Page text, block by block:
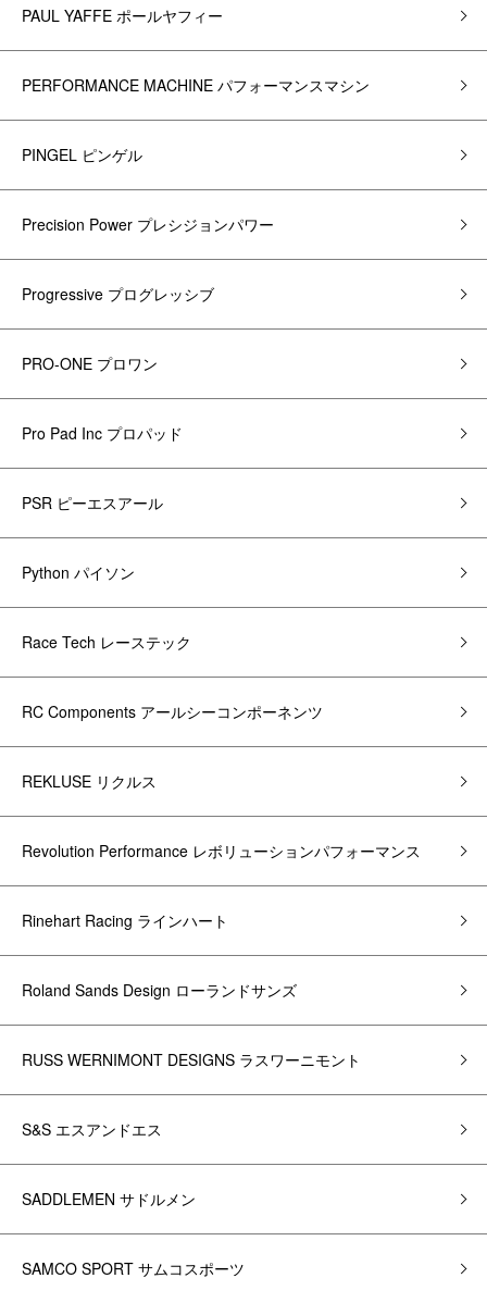
PAUL YAFFE ポールヤフィー
PERFORMANCE MACHINE パフォーマンスマシン
PINGEL ピンゲル
Precision Power プレシジョンパワー
Progressive プログレッシブ
PRO-ONE プロワン
Pro Pad Inc プロパッド
PSR ピーエスアール
Python パイソン
Race Tech レーステック
RC Components アールシーコンポーネンツ
REKLUSE リクルス
Revolution Performance レボリューションパフォーマンス
Rinehart Racing ラインハート
Roland Sands Design ローランドサンズ
RUSS WERNIMONT DESIGNS ラスワーニモント
S&S エスアンドエス
SADDLEMEN サドルメン
SAMCO SPORT サムコスポーツ